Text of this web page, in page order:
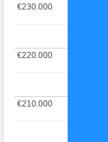
€210.000
€210.000
€220.000
€220.000
€230.000
€230.000